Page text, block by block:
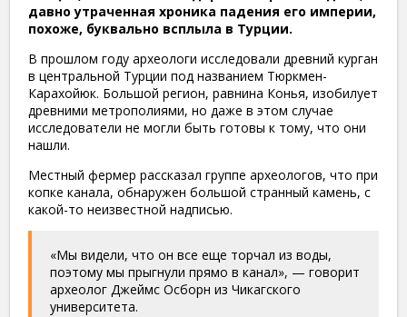
давно утраченная хроника падения его империи,
похоже, буквально всплыла в Турции.
В прошлом году археологи исследовали древний курган
в центральной Турции под названием Тюркмен-
Карахойюк. Большой регион, равнина Конья, изобилует
древними метрополиями, но даже в этом случае
исследователи не могли быть готовы к тому, что они
нашли.
Местный фермер рассказал группе археологов, что при
копке канала, обнаружен большой странный камень, с
какой-то неизвестной надписью.
«Мы видели, что он все еще торчал из воды,
поэтому мы прыгнули прямо в канал», — говорит
археолог Джеймс Осборн из Чикагского
университета.